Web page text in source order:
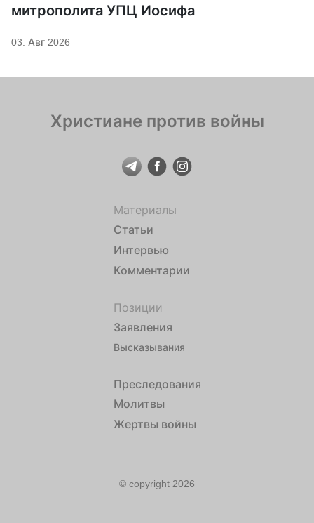
митрополита УПЦ Иосифа
03. Авг 2026
Христиане против войны
Материалы
Статьи
Интервью
Комментарии
Позиции
Заявления
Высказывания
Преследования
Молитвы
Жертвы войны
© copyright 2026